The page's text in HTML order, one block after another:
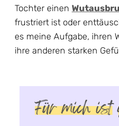
Tochter einen
frustriert ist oder
es meine Aufgabe, ihren
ihre anderen starken
Für mich ist